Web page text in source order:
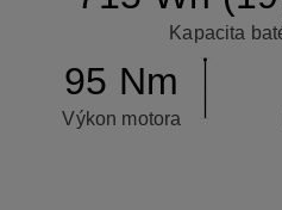
Kapacita
95 Nm
Výkon motora